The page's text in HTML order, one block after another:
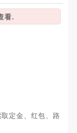
看.
定金、红包、路